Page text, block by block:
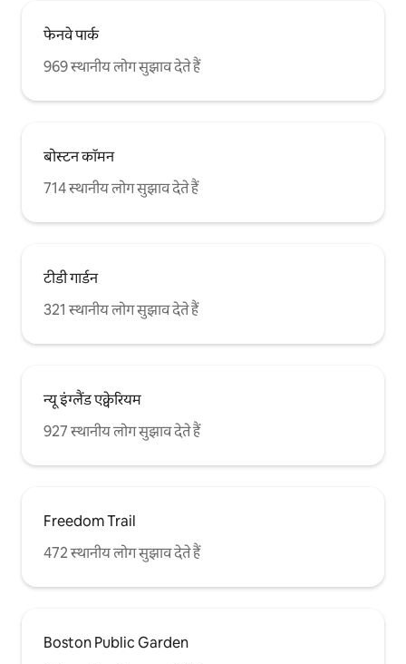
फेनवे पार्क
969 स्थानीय लोग सुझाव देते हैं
बोस्टन कॉमन
714 स्थानीय लोग सुझाव देते हैं
टीडी गार्डन
321 स्थानीय लोग सुझाव देते हैं
न्यू इंग्लैंड एक्वेरियम
927 स्थानीय लोग सुझाव देते हैं
Freedom Trail
472 स्थानीय लोग सुझाव देते हैं
Boston Public Garden